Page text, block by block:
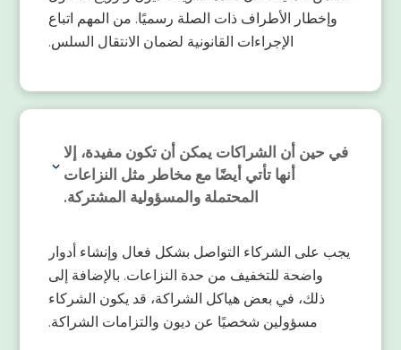
وإخطار الأطراف ذات الصلة رسميًا. من المهم اتباع
الإجراءات القانونية لضمان الانتقال السلس.
في حين أن الشراكات يمكن أن تكون مفيدة، إلا
أنها تأتي أيضًا مع مخاطر مثل النزاعات
المحتملة والمسؤولية المشتركة.
يجب على الشركاء التواصل بشكل فعال وإنشاء أدوار
واضحة للتخفيف من حدة النزاعات. بالإضافة إلى
ذلك، في بعض هياكل الشراكة، قد يكون الشركاء
مسؤولين شخصيًا عن ديون والتزامات الشراكة.